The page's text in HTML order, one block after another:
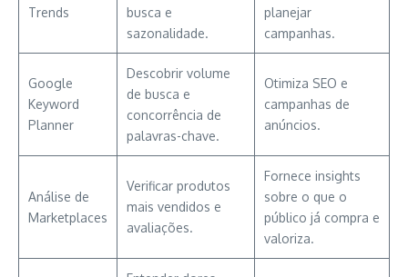
Trends
busca e
sazonalidade.
planejar
campanhas.
Google
Keyword
Planner
Descobrir volume
de busca e
concorrência de
palavras-chave.
Otimiza SEO e
campanhas de
anúncios.
Análise de
Marketplaces
Verificar produtos
mais vendidos e
avaliações.
Fornece insights
sobre o que o
público já compra e
valoriza.